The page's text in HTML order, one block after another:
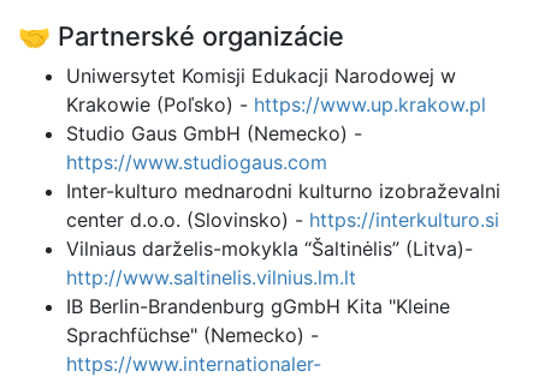
🤝 Partnerské organizácie
Uniwersytet Komisji Edukacji Narodowej w
Krakowie (Poľsko) - https://www.up.krakow.pl
Studio Gaus GmbH (Nemecko) -
https://www.studiogaus.com
Inter-kulturo mednarodni kulturno izobraževalni
center d.o.o. (Slovinsko) - https://interkulturo.si
Vilniaus darželis-mokykla “Šaltinėlis” (Litva)-
http://www.saltinelis.vilnius.lm.lt
IB Berlin-Brandenburg gGmbH Kita "Kleine
Sprachfüchse" (Nemecko) -
https://www.internationaler-